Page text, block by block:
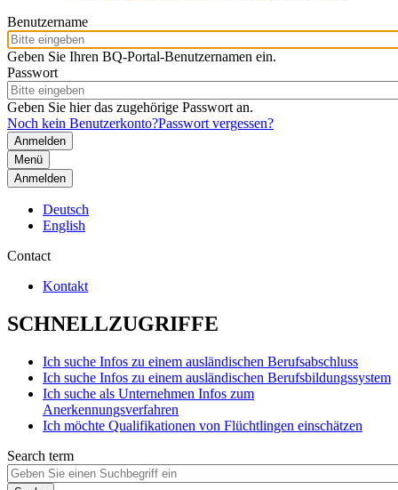
Benutzername
Geben Sie Ihren BQ-Portal-Benutzernamen ein.
Passwort
Geben Sie hier das zugehörige Passwort an.
Noch kein Benutzerkonto?Passwort vergessen?
Menü
Anmelden
Deutsch
English
Contact
Kontakt
SCHNELLZUGRIFFE
Ich suche Infos zu einem ausländischen Berufsabschluss
Ich suche Infos zu einem ausländischen Berufsbildungssystem
Ich suche als Unternehmen Infos zum
Anerkennungsverfahren
Ich möchte Qualifikationen von Flüchtlingen einschätzen
Search term